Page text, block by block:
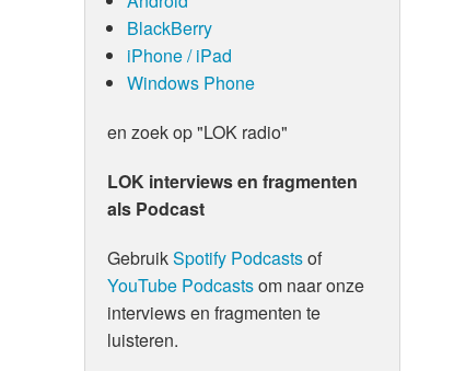
BlackBerry
iPhone / iPad
Windows Phone
en zoek op "LOK radio"
LOK interviews en fragmenten
als Podcast
GebruikSpotify Podcastsof
YouTube Podcastsom naar onze
interviews en fragmenten te
luisteren.